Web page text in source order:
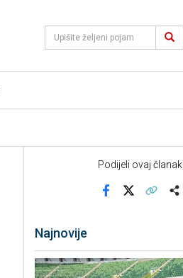
Podijeli ovaj članak
Najnovije